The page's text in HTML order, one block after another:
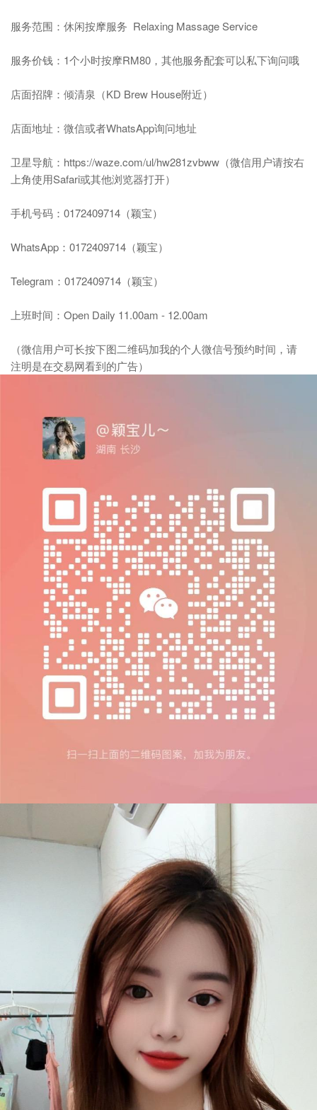
服务范围： 休闲按摩服务 Relaxing Massage Service
服务价钱： 1个小时按摩RM80，其他服务配套可以私下询问哦
店面招牌： 倾清泉（KD Brew House附近）
店面地址： 微信或者WhatsApp询问地址
卫星导航： https://waze.com/ul/hw281zvbww （微信用户请按右
上角使用Safari或其他浏览器打开）
手机号码： 0172409714（颖宝）
WhatsApp： 0172409714（颖宝）
Telegram： 0172409714（颖宝）
上班时间： Open Daily 11.00am - 12.00am
（微信用户可长按下图二维码加我的个人微信号预约时间，请
注明是在交易网看到的广告）